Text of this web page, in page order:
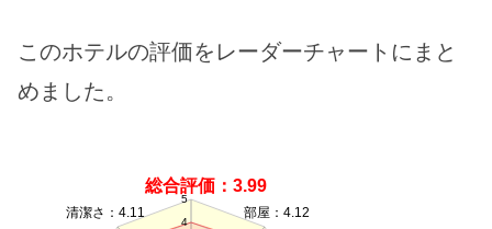
このホテルの評価をレーダーチャートにまと
めました。
4
5
総合評価：3.99
部屋：4.12
清潔さ：4.11